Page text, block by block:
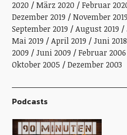
2020
März 2020 Februar
Dezember 2019
November 2019
September 2019
August 2019
Mai 2019
April 2019 Juni 2018
2009
Juni 2009 Februar 2006
Oktober 2005
Dezember 2003
Podcasts